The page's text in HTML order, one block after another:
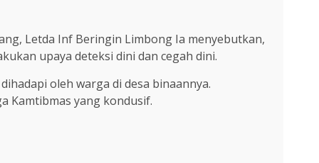
Letda Inf Beringin Limbong Ia menyebutkan,
upaya deteksi dini dan cegah dini.
oleh warga di desa binaannya.
Kamtibmas yang kondusif.